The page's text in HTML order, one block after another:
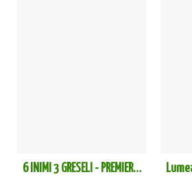
6 INIMI 3 GRESELI - PREMIERA - Ploiesti